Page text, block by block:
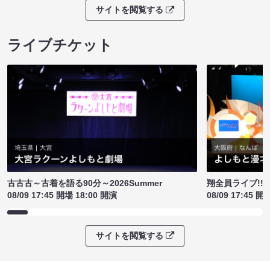
サイトを閲覧する
ライブチケット
古古古～古着を語る90分～2026Summer
08/09 17:45 開場 18:00 開演
翔全員ライブ!!!
08/09 17:45 開
サイトを閲覧する